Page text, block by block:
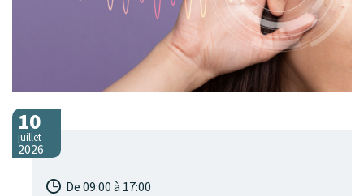
10
juillet
2026
De 09:00 à 17:00